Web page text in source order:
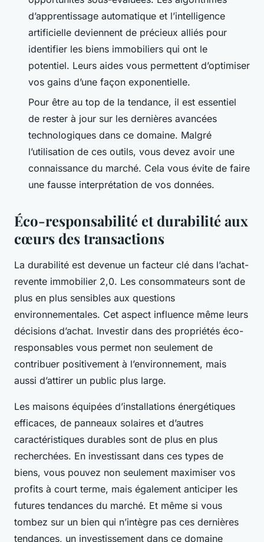
d’apprentissage automatique et l’intelligence
artificielle deviennent de précieux alliés pour
identifier les biens immobiliers qui ont le
potentiel. Leurs aides vous permettent d’optimiser
vos gains d’une façon exponentielle.
Pour être au top de la tendance, il est essentiel
de rester à jour sur les dernières avancées
technologiques dans ce domaine. Malgré
l’utilisation de ces outils, vous devez avoir une
connaissance du marché. Cela vous évite de faire
une fausse interprétation de vos données.
Éco-responsabilité et durabilité aux
cœurs des transactions
La durabilité est devenue un facteur clé dans l’achat-
revente immobilier 2,0. Les consommateurs sont de
plus en plus sensibles aux questions
environnementales. Cet aspect influence même leurs
décisions d’achat. Investir dans des propriétés éco-
responsables vous permet non seulement de
contribuer positivement à l’environnement, mais
aussi d’attirer un public plus large.
Les maisons équipées d’installations énergétiques
efficaces, de panneaux solaires et d’autres
caractéristiques durables sont de plus en plus
recherchées. En investissant dans ces types de
biens, vous pouvez non seulement maximiser vos
profits à court terme, mais également anticiper les
futures tendances du marché. Et même si vous
tombez sur un bien qui n’intègre pas ces dernières
tendances, un investissement dans ce domaine